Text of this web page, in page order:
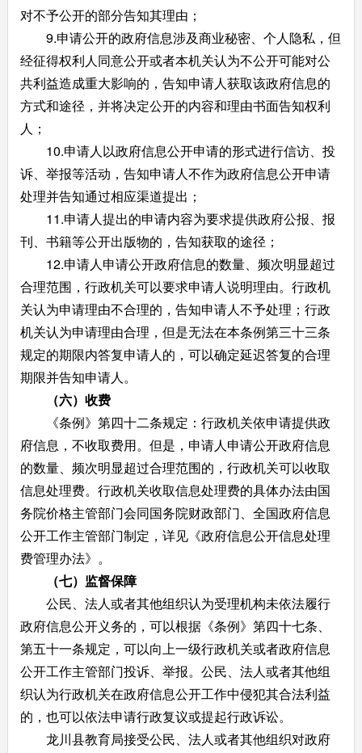
对不予公开的部分告知其理由；
9.申请公开的政府信息涉及商业秘密、个人隐私，但
经征得权利人同意公开或者本机关认为不公开可能对公
共利益造成重大影响的，告知申请人获取该政府信息的
方式和途径，并将决定公开的内容和理由书面告知权利
人；
10.申请人以政府信息公开申请的形式进行信访、投
诉、举报等活动，告知申请人不作为政府信息公开申请
处理并告知通过相应渠道提出；
11.申请人提出的申请内容为要求提供政府公报、报
刊、书籍等公开出版物的，告知获取的途径；
12.申请人申请公开政府信息的数量、频次明显超过
合理范围，行政机关可以要求申请人说明理由。行政机
关认为申请理由不合理的，告知申请人不予处理；行政
机关认为申请理由合理，但是无法在本条例第三十三条
规定的期限内答复申请人的，可以确定延迟答复的合理
期限并告知申请人。
（六）收费
《条例》第四十二条规定：行政机关依申请提供政
府信息，不收取费用。但是，申请人申请公开政府信息
的数量、频次明显超过合理范围的，行政机关可以收取
信息处理费。行政机关收取信息处理费的具体办法由国
务院价格主管部门会同国务院财政部门、全国政府信息
公开工作主管部门制定，详见《政府信息公开信息处理
费管理办法》。
（七）监督保障
公民、法人或者其他组织认为受理机构未依法履行
政府信息公开义务的，可以根据《条例》第四十七条、
第五十一条规定，可以向上一级行政机关或者政府信息
公开工作主管部门投诉、举报。公民、法人或者其他组
织认为行政机关在政府信息公开工作中侵犯其合法利益
的，也可以依法申请行政复议或提起行政诉讼。
龙川县教育局接受公民、法人或者其他组织对政府